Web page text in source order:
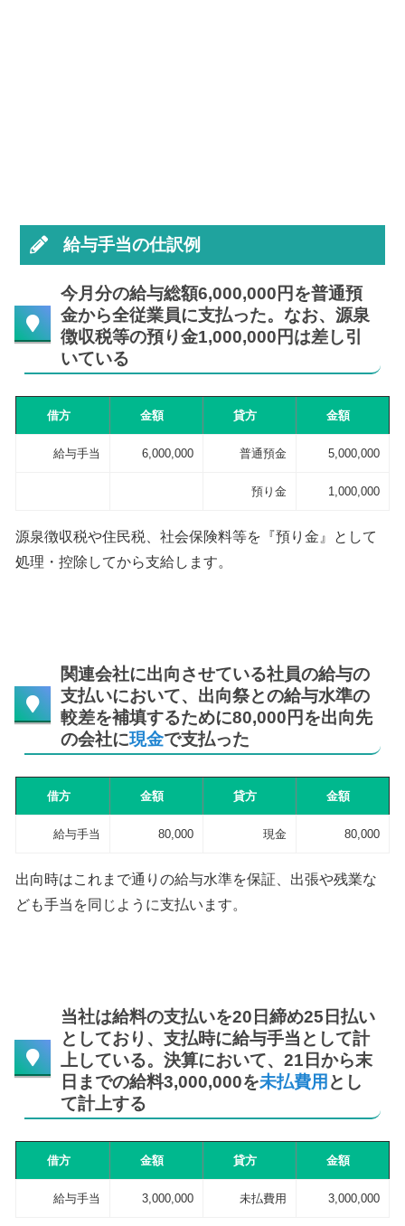
給与手当の仕訳例
今月分の給与総額6,000,000円を普通預
金から全従業員に支払った。なお、源泉
徴収税等の預り金1,000,000円は差し引
いている
借方 金額 貸方 金額
給与手当 6,000,000 普通預金 5,000,000
預り金 1,000,000
源泉徴収税や住民税、社会保険料等を『預り金』として
処理・控除してから支給します。
関連会社に出向させている社員の給与の
支払いにおいて、出向祭との給与水準の
較差を補填するために80,000円を出向先
の会社に現金で支払った
借方 金額 貸方 金額
給与手当 80,000 現金 80,000
出向時はこれまで通りの給与水準を保証、出張や残業な
ども手当を同じように支払います。
当社は給料の支払いを20日締め25日払い
としており、支払時に給与手当として計
上している。決算において、21日から末
日までの給料3,000,000を未払費用 とし
て計上する
借方 金額 貸方 金額
給与手当 3,000,000 未払費用 3,000,000